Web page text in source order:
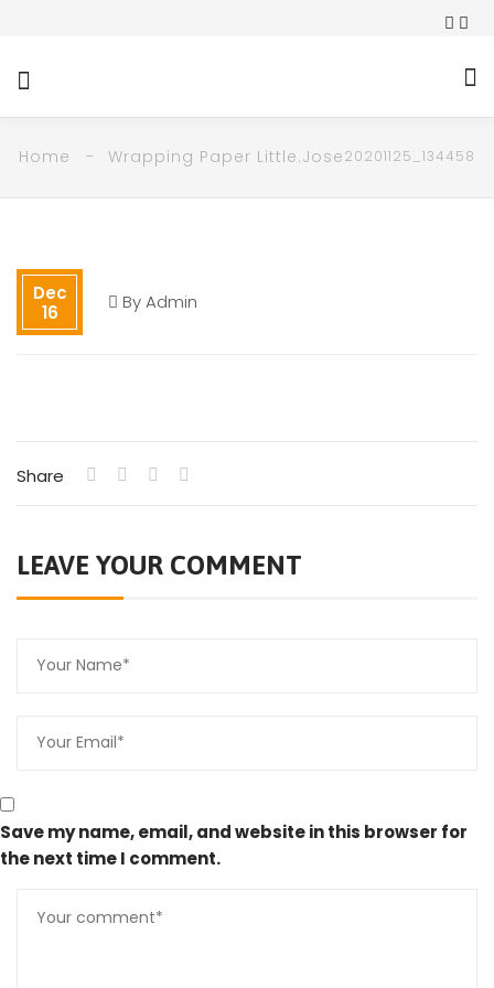
Home Wrapping Paper Little.Jose20201125_134458
Dec
16
ByAdmin
Share
LEAVE YOUR COMMENT
Save my name, email, and website in this browser for
the next time I comment.